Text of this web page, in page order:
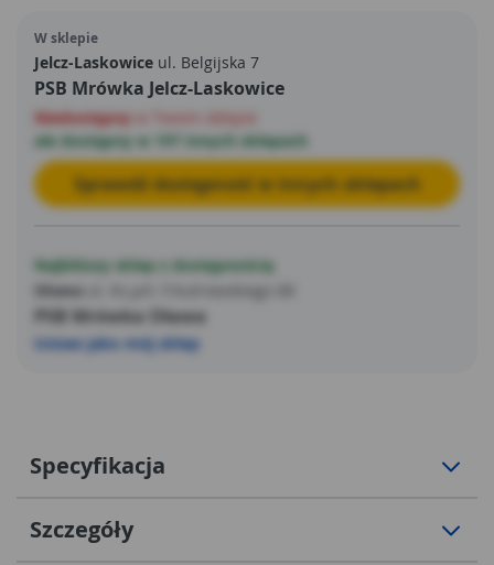
W sklepie
Jelcz-Laskowice ul. Belgijska 7
PSB Mrówka Jelcz-Laskowice
Niedostępny
ale dostępny w 197 innych sklepach
Sprawdź dostępność w innych sklepach
Najbliższy sklep z dostępnością
Oława
PSB Mrówka Oława
Ustaw jako mój sklep
Specyfikacja
Szczegóły